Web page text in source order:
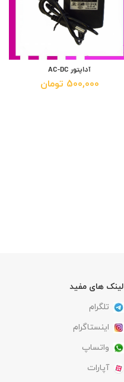
آداپتور AC-DC
500,000 تومان
لینک های مفید
تلگرام
اینستاگرام
واتساپ
آپارات